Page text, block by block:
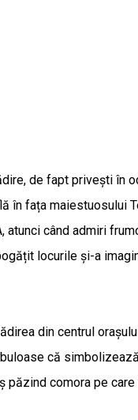
de fapt privești în
în fața maiestuosului
când admiri
locurile și-a
din centrul
că
comora pe